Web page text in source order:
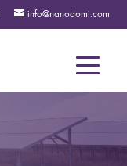
info@nanodomi.com